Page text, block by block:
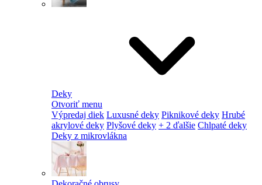
Deky
Otvoriť menu
Výpredaj diek Luxusné deky Piknikové deky Hrubé
akrylové deky Plyšové deky + 2 ďalšie Chlpaté deky
Deky z mikrovlákna